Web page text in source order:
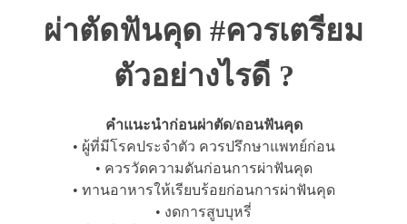
ผ่าตัดฟันคุด #ควรเตรียม
ตัวอย่างไรดี ?
คำแนะนำก่อนผ่าตัด/ถอนฟันคุด
• ผู้ที่มีโรคประจำตัว ควรปรึกษาแพทย์ก่อน
• ควรวัดความดันก่อนการผ่าฟันคุด
• ทานอาหารให้เรียบร้อยก่อนการผ่าฟันคุด
• งดการสูบบุหรี่